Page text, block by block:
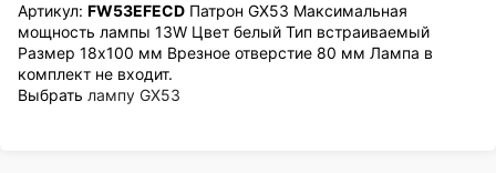
Артикул:FW53EFECD Патрон GX53 Максимальная
мощность лампы 13W Цвет белый Тип встраиваемый
Размер 18x100 мм Врезное отверстие 80 мм Лампа в
комплект не входит.
Выбрать лампу GX53